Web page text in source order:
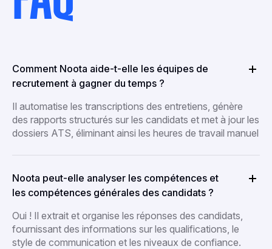
Comment Noota aide-t-elle les équipes de
recrutement à gagner du temps ?
Il automatise les transcriptions des entretiens, génère
des rapports structurés sur les candidats et met à jour les
dossiers ATS, éliminant ainsi les heures de travail manuel
Noota peut-elle analyser les compétences et
les compétences générales des candidats ?
Oui ! Il extrait et organise les réponses des candidats,
fournissant des informations sur les qualifications, le
style de communication et les niveaux de confiance.